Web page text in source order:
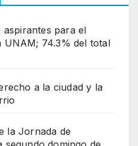
aspirantes para el
UNAM; 74.3% del total
a la ciudad y la
la Jornada de